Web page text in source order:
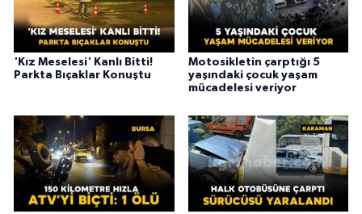
'Kız Meselesi' Kanlı Bitti!
Parkta Bıçaklar Konuştu
Motosikletin çarptığı 5
yaşındaki çocuk yaşam
mücadelesi veriyor